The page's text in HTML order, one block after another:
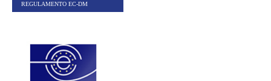
REGULAMENTO EC-DM